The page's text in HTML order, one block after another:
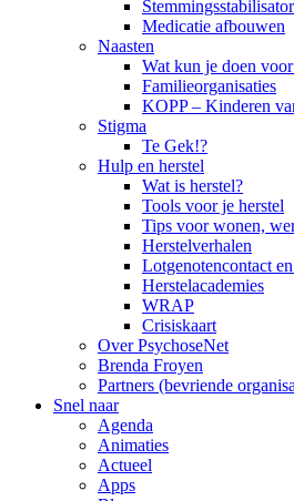
Medicatie afbouwen
Naasten
Wat kun je doen
Familieorganisaties
KOPP – Kinderen
Stigma
Te Gek!?
Hulp en herstel
Wat is herstel?
Tools voor je herstel
Tips voor wonen,
Herstelverhalen
Lotgenotencontact
Herstelacademies
WRAP
Crisiskaart
Over PsychoseNet
Brenda Froyen
Partners (bevriende
Snel naar
Agenda
Animaties
Actueel
Apps